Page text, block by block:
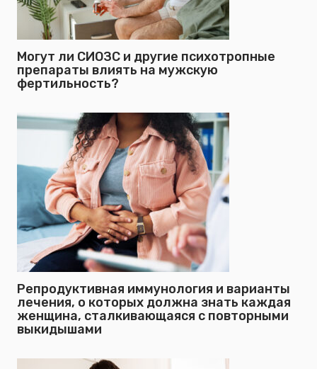
Могут ли СИОЗС и другие психотропные
препараты влиять на мужскую
фертильность?
Репродуктивная иммунология и варианты
лечения, о которых должна знать каждая
женщина, сталкивающаяся с повторными
выкидышами